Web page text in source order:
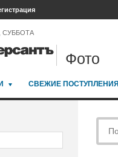
СУББОТА
Фото
СВЕЖИЕ ПОСТУПЛЕНИЯ